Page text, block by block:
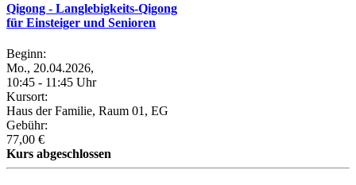
Qigong - Langlebigkeits-Qigong
für Einsteiger und Senioren
Beginn:
Mo., 20.04.2026,
10:45 - 11:45 Uhr
Kursort:
Haus der Familie, Raum 01, EG
Gebühr:
77,00 €
Kurs abgeschlossen